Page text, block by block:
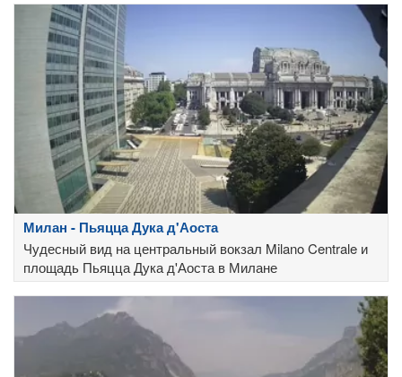
Милан - Пьяцца Дука д'Аоста
Чудесный вид на центральный вокзал Milano Centrale и
площадь Пьяцца Дука д'Аоста в Милане